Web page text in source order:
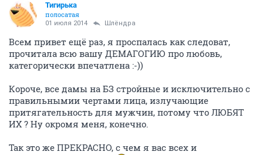
Тигирька
полосатая
01 июля 2014 Шлёндра
Всем привет ещё раз, я проспалась как следоват,
прочитала всю вашу ДЕМАГОГИЮ про любовь,
категорически впечатлена :-))
Короче, все дамы на БЗ стройные и исключительно с
правильнымии чертами лица, излучающие
притягательность для мужчин, потому что ЛЮБЯТ
ИХ ? Ну окромя меня, конечно.
Так это же ПРЕКРАСНО, с чем я вас всех и